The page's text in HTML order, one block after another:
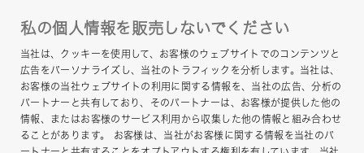
このサイトについて
ヘルプ
サイトマップ
私の個人情報を販売しないでください
当社は、クッキーを使用して、お客様のウェブサイトでのコンテンツと
広告をパーソナライズし、当社のトラフィックを分析します。当社は、
お客様の当社ウェブサイトの利用に関する情報を、当社の広告、分析の
パートナーと共有しており、そのパートナーは、お客様が提供した他の
情報、またはお客様のサービス利用から収集した他の情報と組み合わせ
ることがあります。 お客様は、当社がお客様に関する情報を当社のパ